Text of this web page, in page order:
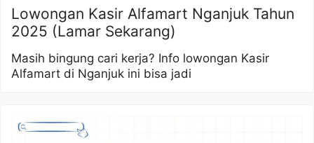
Lowongan Kasir Alfamart Nganjuk Tahun
2025 (Lamar Sekarang)
Masih bingung cari kerja? Info lowongan Kasir
Alfamart di Nganjuk ini bisa jadi